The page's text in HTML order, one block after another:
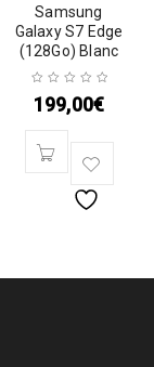
Samsung
Galaxy S7 Edge
(128Go) Blanc
199,00€